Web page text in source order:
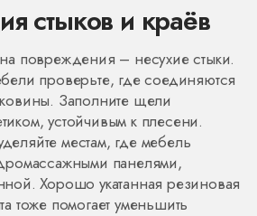
стыков и краёв
повреждения – несухие стыки.
проверьте, где соединяются
Заполните щели
устойчивым к плесени.
местам, где мебель
панелями,
Хорошо укатанная резиновая
тоже помогает уменьшить